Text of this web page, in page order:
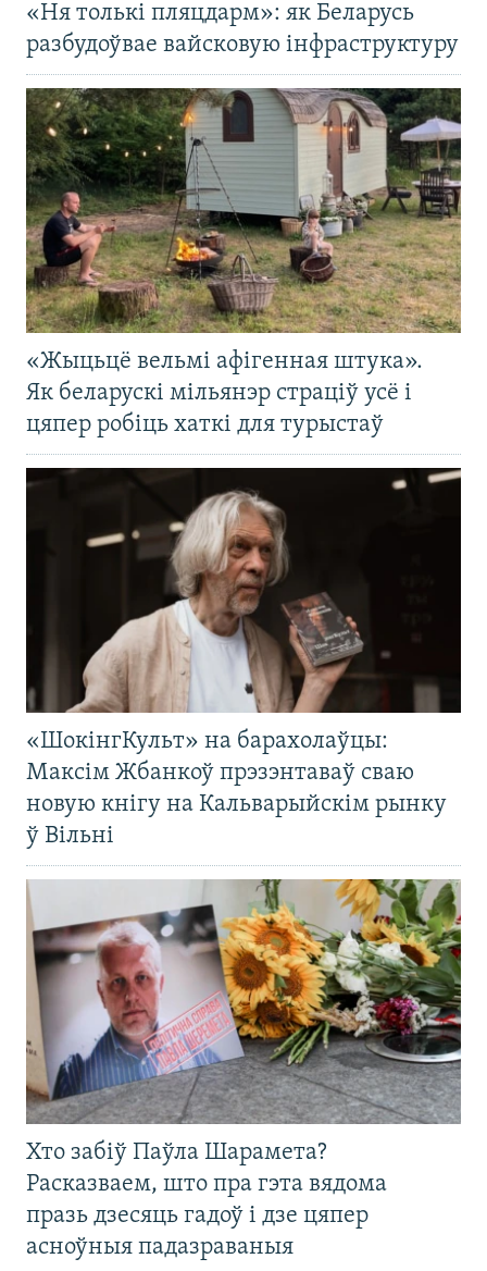
«Ня толькі пляцдарм»: як Беларусь
разбудоўвае вайсковую інфраструктуру
«Жыцьцё вельмі афігенная штука».
Як беларускі мільянэр страціў усё і
цяпер робіць хаткі для турыстаў
«ШокінгКульт» на барахолаўцы:
Максім Жбанкоў прэзэнтаваў сваю
новую кнігу на Кальварыйскім рынку
ў Вільні
Хто забіў Паўла Шарамета?
Расказваем, што пра гэта вядома
празь дзесяць гадоў і дзе цяпер
асноўныя падазраваныя